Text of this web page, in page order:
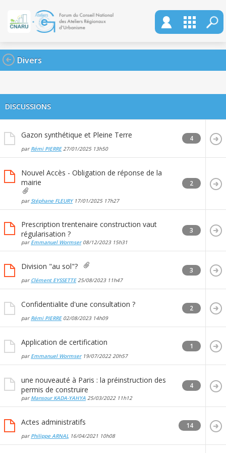
Divers
DISCUSSIONS
Gazon synthétique et Pleine Terre
par Rémi PIERRE27/01/2025 13h50
4
Nouvel Accès - Obligation de réponse de la
mairie
par Stéphane FLEURY17/01/2025 17h27
2
Prescription trentenaire construction vaut
régularisation ?
par Emmanuel Wormser08/12/2023 15h31
3
Division "au sol"?
par Clément EYSSETTE25/08/2023 11h47
3
Confidentialite d'une consultation ?
par Rémi PIERRE02/08/2023 14h09
2
Application de certification
par Emmanuel Wormser19/07/202220h57
1
une nouveauté à Paris : la préinstruction des
permis de construire
par Mansour KADA-YAHYA 25/03/2022 11h12
4
Actes administratifs
par Philippe ARNAL16/04/2021 10h08
14